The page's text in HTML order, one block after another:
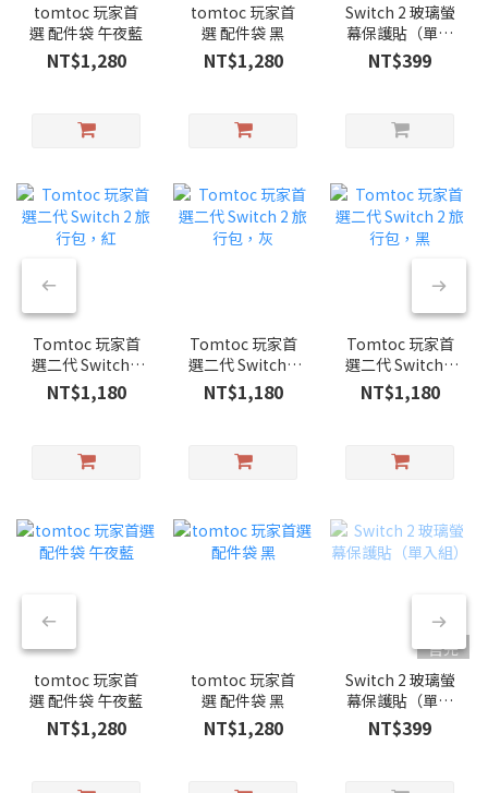
tomtoc 玩家首
選 配件袋 午夜藍
NT$1,280
tomtoc 玩家首
選 配件袋 黑
NT$1,280
Switch 2 玻璃螢
幕保護貼（單入
組）
NT$399
Tomtoc 玩家首
選二代 Switch 2
旅行包，紅
NT$1,180
Tomtoc 玩家首
選二代 Switch 2
旅行包，灰
NT$1,180
Tomtoc 玩家首
選二代 Switch 2
旅行包，黑
NT$1,180
tomtoc 玩家首
選 配件袋 午夜藍
NT$1,280
tomtoc 玩家首
選 配件袋 黑
NT$1,280
售完
Switch 2 玻璃螢
幕保護貼（單入
組）
NT$399